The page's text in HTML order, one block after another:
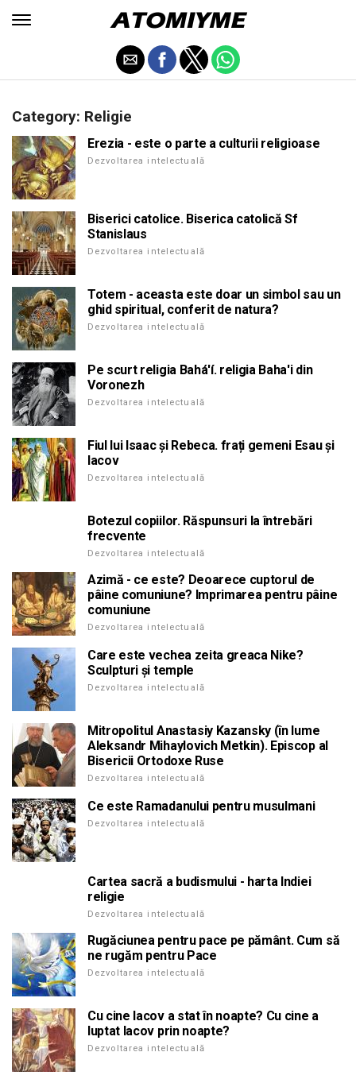
Category: Religie
Erezia - este o parte a culturii religioase
Dezvoltarea intelectuală
Biserici catolice. Biserica catolică Sf
Stanislaus
Dezvoltarea intelectuală
Totem - aceasta este doar un simbol sau un
ghid spiritual, conferit de natura?
Dezvoltarea intelectuală
Pe scurt religia Bahá'í. religia Baha'i din
Voronezh
Dezvoltarea intelectuală
Fiul lui Isaac și Rebeca. frați gemeni Esau și
Iacov
Dezvoltarea intelectuală
Botezul copiilor. Răspunsuri la întrebări
frecvente
Dezvoltarea intelectuală
Azimă - ce este? Deoarece cuptorul de
pâine comuniune? Imprimarea pentru pâine
comuniune
Dezvoltarea intelectuală
Care este vechea zeita greaca Nike?
Sculpturi și temple
Dezvoltarea intelectuală
Mitropolitul Anastasiy Kazansky (în lume
Aleksandr Mihaylovich Metkin). Episcop al
Bisericii Ortodoxe Ruse
Dezvoltarea intelectuală
Ce este Ramadanului pentru musulmani
Dezvoltarea intelectuală
Cartea sacră a budismului - harta Indiei
religie
Dezvoltarea intelectuală
Rugăciunea pentru pace pe pământ. Cum să
ne rugăm pentru Pace
Dezvoltarea intelectuală
Cu cine Iacov a stat în noapte? Cu cine a
luptat Iacov prin noapte?
Dezvoltarea intelectuală